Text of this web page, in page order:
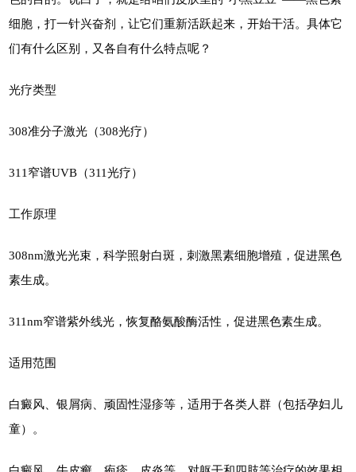
细胞，打一针兴奋剂，让它们重新活跃起来，开始干活。具体它
们有什么区别，又各自有什么特点呢？
光疗类型
308准分子激光（308光疗）
311窄谱UVB（311光疗）
工作原理
308nm激光光束，科学照射白斑，刺激黑素细胞增殖，促进黑色
素生成。
311nm窄谱紫外线光，恢复酪氨酸酶活性，促进黑色素生成。
适用范围
白癜风、银屑病、顽固性湿疹等，适用于各类人群（包括孕妇儿
童）。